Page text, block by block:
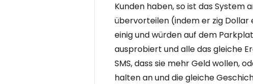
Kunden haben, so ist das System
übervorteilen (indem er zig Dollar
einig und würden auf dem
ausprobiert und alle das gleiche
SMS, dass sie mehr Geld wollen,
halten an und die gleiche